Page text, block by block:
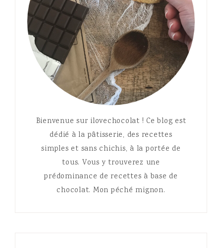
Bienvenue sur ilovechocolat ! Ce blog est
dédié à la pâtisserie, des recettes
simples et sans chichis, à la portée de
tous. Vous y trouverez une
prédominance de recettes à base de
chocolat. Mon péché mignon.